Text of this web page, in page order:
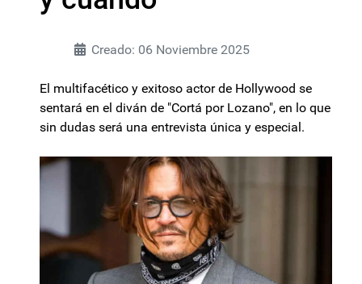
Creado: 06 Noviembre 2025
El multifacético y exitoso actor de Hollywood se
sentará en el diván de "Cortá por Lozano", en lo que
sin dudas será una entrevista única y especial.